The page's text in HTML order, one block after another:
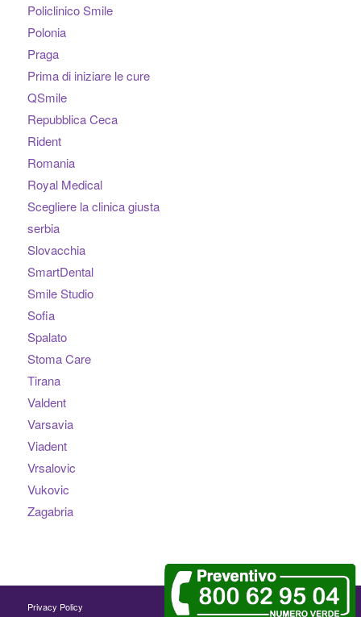
Policlinico Smile
Polonia
Praga
Prima di iniziare le cure
QSmile
Repubblica Ceca
Rident
Romania
Royal Medical
Scegliere la clinica giusta
serbia
Slovacchia
SmartDental
Smile Studio
Sofia
Spalato
Stoma Care
Tirana
Valdent
Varsavia
Viadent
Vrsalovic
Vukovic
Zagabria
Privacy Policy